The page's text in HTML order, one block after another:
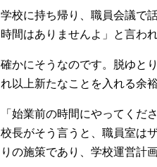
学校に持ち帰り、職員会議で
時間はありませんよ」と言われ
確かにそうなのです。脱ゆと
れ以上新たなことを入れる余
「始業前の時間にやってくださ
校長がそう言うと、職員室は
りの施策であり、学校運営計